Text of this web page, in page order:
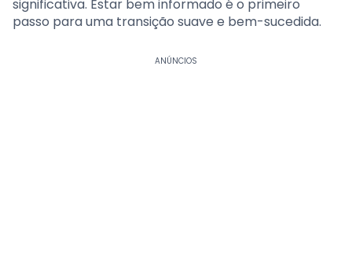
significativa. Estar bem informado é o primeiro
passo para uma transição suave e bem-sucedida.
ANÚNCIOS